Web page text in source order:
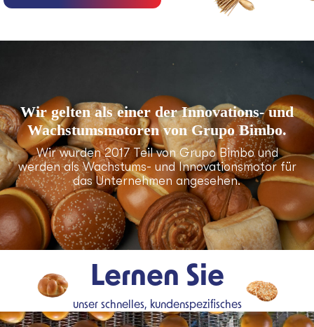
Wir gelten als einer der Innovations- und
Wachstumsmotoren von Grupo Bimbo.
Wir wurden 2017 Teil von Grupo Bimbo und
werden als Wachstums- und Innovationsmotor für
das Unternehmen angesehen.
Lernen Sie
unser schnelles, kundenspezifisches